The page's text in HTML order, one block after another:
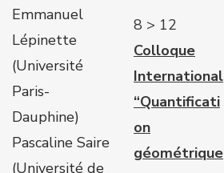
Emmanuel
Lépinette
(Université
Paris-
Dauphine)
Pascaline Saire
(Université de
8 > 12
Colloque
International
“Quantificati
on
géométrique